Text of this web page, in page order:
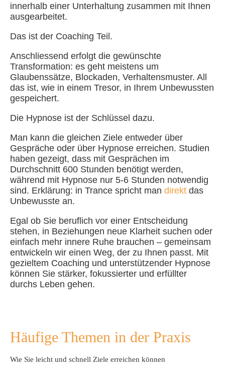
innerhalb einer Unterhaltung zusammen mit Ihnen
ausgearbeitet.
Das ist der Coaching Teil.
Anschliessend erfolgt die gewünschte
Transformation: es geht meistens um
Glaubenssätze, Blockaden, Verhaltensmuster. All
das ist, wie in einem Tresor, in Ihrem Unbewussten
gespeichert.
Die Hypnose ist der Schlüssel dazu.
Man kann die gleichen Ziele entweder über
Gespräche oder über Hypnose erreichen. Studien
haben gezeigt, dass mit Gesprächen im
Durchschnitt 600 Stunden benötigt werden,
während mit Hypnose nur 5-6 Stunden notwendig
sind. Erklärung: in Trance spricht man direkt das
Unbewusste an.
Egal ob Sie beruflich vor einer Entscheidung
stehen, in Beziehungen neue Klarheit suchen oder
einfach mehr innere Ruhe brauchen – gemeinsam
entwickeln wir einen Weg, der zu Ihnen passt. Mit
gezieltem Coaching und unterstützender Hypnose
können Sie stärker, fokussierter und erfüllter
durchs Leben gehen.
Häufige Themen in der Praxis
Wie Sie leicht und schnell Ziele erreichen können